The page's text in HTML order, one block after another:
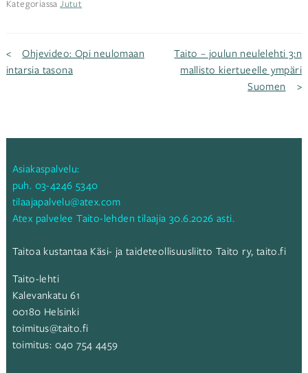
Kategoriassa Jutut
Artikkelien
Ohjevideo: Opi neulomaan
intarsia tasona
Taito – joulun neulelehti 3:n
mallisto kiertueelle ympäri
Suomen
Asiakaspalvelu:
puh. 03-4246 5340
tilaajapalvelu@atex.com
Atex palvelee Taito-lehden tilaajia 30.6.2026 asti.
Taitoa kustantaa Käsi- ja taideteollisuusliitto Taito ry, taito.fi
Taito-lehti
Kalevankatu 61
00180 Helsinki
toimitus@taito.fi
toimitus: 040 754 4459